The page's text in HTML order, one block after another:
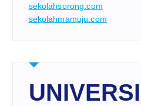
sekolahsorong.com
sekolahmamuju.com